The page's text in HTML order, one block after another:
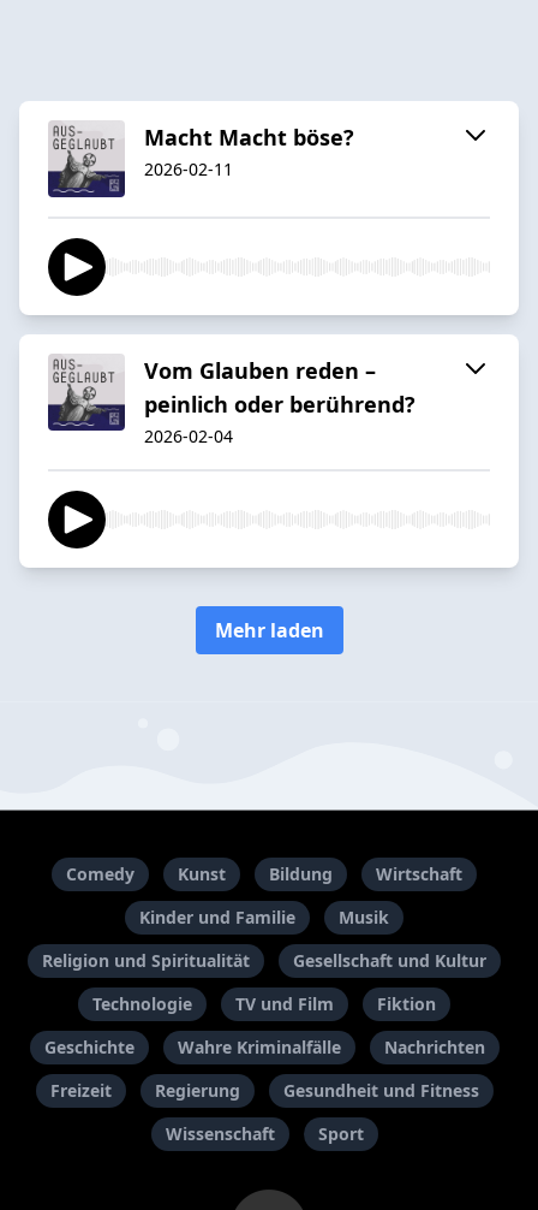
Macht Macht böse?
2026-02-11
Vom Glauben reden –
peinlich oder berührend?
2026-02-04
Mehr laden
Comedy Kunst Bildung
Wirtschaft
Kinder und Familie
Musik
Religion und Spiritualität
Gesellschaft und Kultur
Technologie
TV und Film
Fiktion
Geschichte
Wahre Kriminalfälle
Nachrichten
Freizeit
Regierung
Gesundheit und Fitness
Wissenschaft
Sport